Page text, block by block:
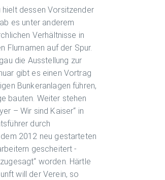
dessen Vorsitzender
es unter anderem
Verhältnisse in
Flurnamen auf der Spur.
die Ausstellung zur
gibt es einen Vortrag
Bunkeranlagen führen,
bauten. Weiter stehen
– Wir sind Kaiser“ in
durch
2012 neu gestarteten
gescheitert -
worden. Härtle
will der Verein, so